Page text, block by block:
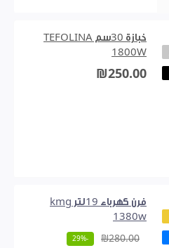
خبازة 30سم TEFOLINA
1800W
₪250.00
فرن كهرباء 19لتر kmg
1380w
₪280.00
-29%